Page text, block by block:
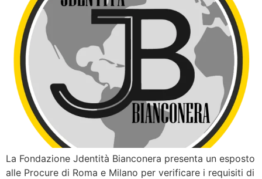
La Fondazione Jdentità Bianconera presenta un esposto
alle Procure di Roma e Milano per verificare i requisiti di